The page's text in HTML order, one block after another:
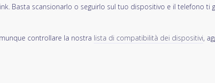
Basta scansionarlo o seguirlo sul tuo dispositivo e il telefono ti
controllare la nostra lista di compatibilità dei dispositivi,